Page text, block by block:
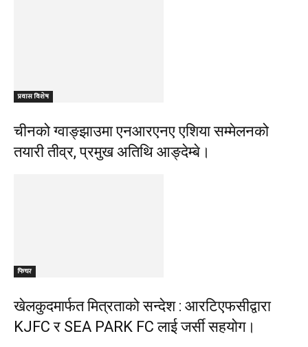
प्रवास विशेष
चीनको ग्वाङ्झाउमा एनआरएनए एशिया सम्मेलनको
तयारी तीव्र, प्रमुख अतिथि आङ्देम्बे।
फिचर
खेलकुदमार्फत मित्रताको सन्देश : आरटिएफसीद्वारा
KJFC र SEA PARK FC लाई जर्सी सहयोग।